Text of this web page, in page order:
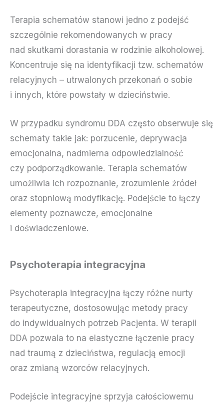
Terapia schematów stanowi jedno z podejść
szczególnie rekomendowanych w pracy
nad skutkami dorastania w rodzinie alkoholowej.
Koncentruje się na identyfikacji tzw. schematów
relacyjnych – utrwalonych przekonań o sobie
i innych, które powstały w dzieciństwie.
W przypadku syndromu DDA często obserwuje się
schematy takie jak: porzucenie, deprywacja
emocjonalna, nadmierna odpowiedzialność
czy podporządkowanie. Terapia schematów
umożliwia ich rozpoznanie, zrozumienie źródeł
oraz stopniową modyfikację. Podejście to łączy
elementy poznawcze, emocjonalne
i doświadczeniowe.
Psychoterapia integracyjna
Psychoterapia integracyjna łączy różne nurty
terapeutyczne, dostosowując metody pracy
do indywidualnych potrzeb Pacjenta. W terapii
DDA pozwala to na elastyczne łączenie pracy
nad traumą z dzieciństwa, regulacją emocji
oraz zmianą wzorców relacyjnych.
Podejście integracyjne sprzyja całościowemu